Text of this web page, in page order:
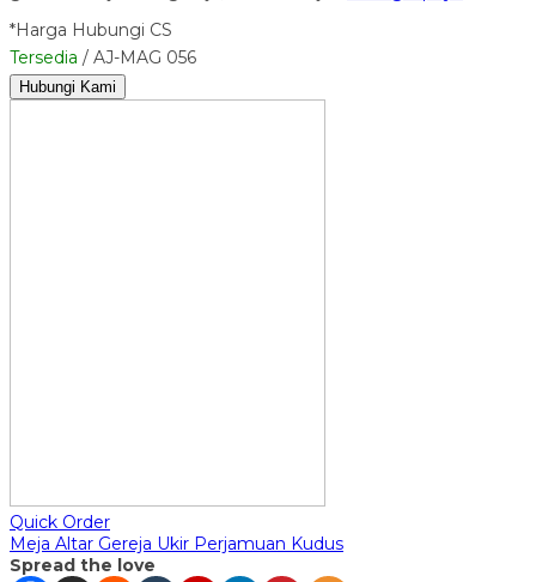
*Harga Hubungi CS
Tersedia / AJ-MAG 056
Hubungi Kami
Quick Order
Meja Altar Gereja Ukir Perjamuan Kudus
Spread the love